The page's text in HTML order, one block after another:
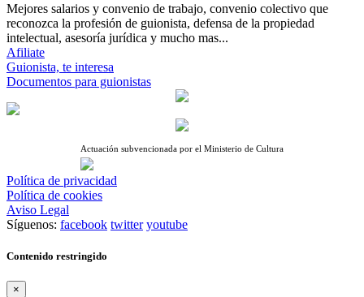
Mejores salarios y convenio de trabajo, convenio colectivo que
reconozca la profesión de guionista, defensa de la propiedad
intelectual, asesoría jurídica y mucho mas...
Afiliate
Guionista, te interesa
Documentos para guionistas
Actuación subvencionada por el Ministerio de Cultura
Política de privacidad
Política de cookies
Aviso Legal
Síguenos: facebook twitter youtube
Contenido restringido
×